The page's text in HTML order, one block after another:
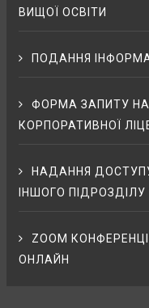
ВИЩОЇ ОСВІТИ
ПОДАННЯ
ФОРМА ЗАПИТУ
КОРПОРАТИВНОЇ
НАДАННЯ
ІНШОГО
ZOOM
ОНЛАЙН